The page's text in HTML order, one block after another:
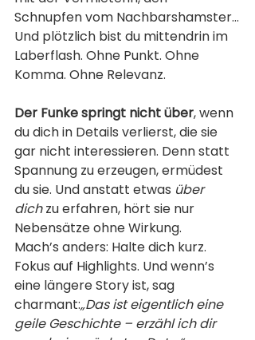
Schnupfen vom Nachbarshamster…
Und plötzlich bist du mittendrin im
Laberflash. Ohne Punkt. Ohne
Komma. Ohne Relevanz.
Der Funke springt nicht über, wenn
du dich in Details verlierst, die sie
gar nicht interessieren. Denn statt
Spannung zu erzeugen, ermüdest
du sie. Und anstatt etwas über
dich zu erfahren, hört sie nur
Nebensätze ohne Wirkung.
Mach’s anders: Halte dich kurz.
Fokus auf Highlights. Und wenn’s
eine längere Story ist, sag
charmant:„Das ist eigentlich eine
geile Geschichte – erzähl ich dir